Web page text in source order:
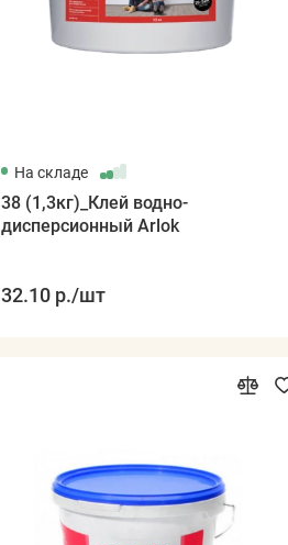
На складе
38 (1,3кг)_Клей водно-
дисперсионный Arlok
32.10 р./шт